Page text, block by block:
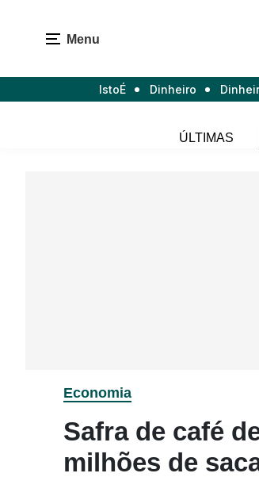
Menu
IstoÉ Dinheiro
ÚLTIMAS
Economia
Safra de café
milhões de